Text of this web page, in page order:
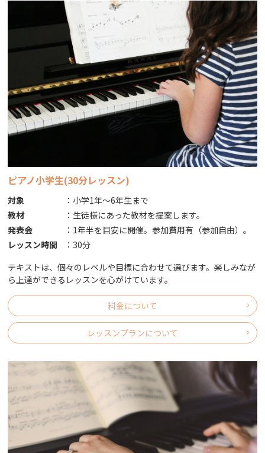
ピアノ小学生(30分レッスン)
対象 ： 小学1年～6年生まで
教材
： 生徒様にあった教材を提案します。
発表会
： 1年半を目安に開催。参加費用有（参加自由）｡
レッスン時間
： 30分
テキストは、個々のレベルや目標に合わせて選びます。楽しみなが
ら上達ができるレッスンを心がけています。
料金について
レッスンプランについて